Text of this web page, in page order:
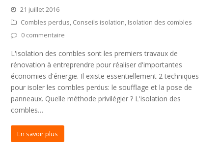
21 juillet 2016
Combles perdus, Conseils isolation, Isolation des combles
0 commentaire
L'isolation des combles sont les premiers travaux de
rénovation à entreprendre pour réaliser d'importantes
économies d'énergie. Il existe essentiellement 2 techniques
pour isoler les combles perdus: le soufflage et la pose de
panneaux. Quelle méthode privilégier ? L'isolation des
combles…
En savoir plus